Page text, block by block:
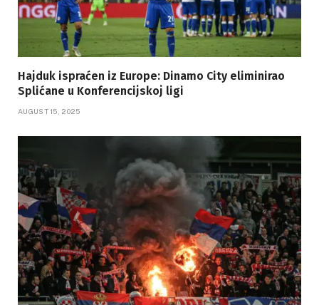
Hajduk ispraćen iz Europe: Dinamo City eliminirao
Splićane u Konferencijskoj ligi
AUGUST 15, 2025